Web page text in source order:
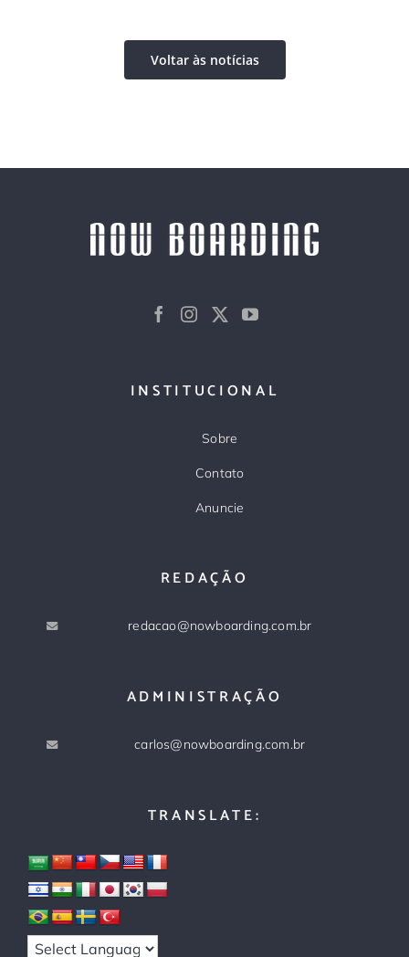
Voltar às notícias
INSTITUCIONAL
Sobre
Contato
Anuncie
REDAÇÃO
redacao@nowboarding.com.br
ADMINISTRAÇÃO
carlos@nowboarding.com.br
TRANSLATE: